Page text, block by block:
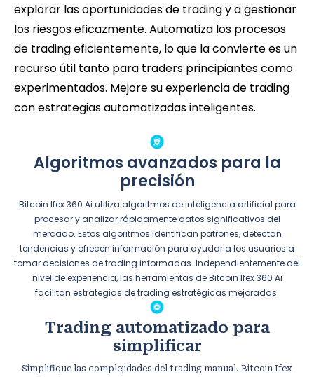
explorar las oportunidades de trading y a gestionar
los riesgos eficazmente. Automatiza los procesos
de trading eficientemente, lo que la convierte es un
recurso útil tanto para traders principiantes como
experimentados. Mejore su experiencia de trading
con estrategias automatizadas inteligentes.
Algoritmos avanzados para la
precisión
Bitcoin Ifex 360 Ai utiliza algoritmos de inteligencia artificial para
procesar y analizar rápidamente datos significativos del
mercado. Estos algoritmos identifican patrones, detectan
tendencias y ofrecen información para ayudar a los usuarios a
tomar decisiones de trading informadas. Independientemente del
nivel de experiencia, las herramientas de Bitcoin Ifex 360 Ai
facilitan estrategias de trading estratégicas mejoradas.
Trading automatizado para
simplificar
Simplifique las complejidades del trading manual. Bitcoin Ifex